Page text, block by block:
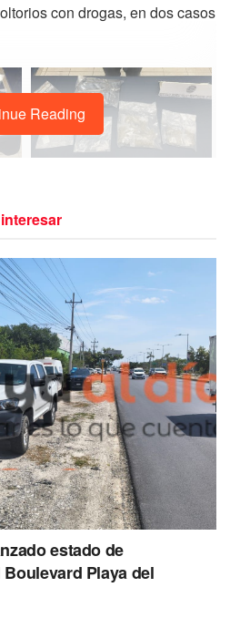
con drogas, en dos casos
patrullaban sobre la
avenida Tintal del
cuando sorprendieron
se Chetumal,
con marihuana mientras se
bordo de un vehículo de la
seguridad a su persona y al
32 envoltorios con la
8 con cristal, 28 con cocaína
con una sustancia a
similar al éxtasis.
Reading
estado de
Playa del